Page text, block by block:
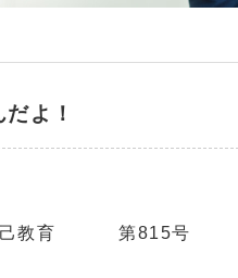
よ！
自己教育 第815号